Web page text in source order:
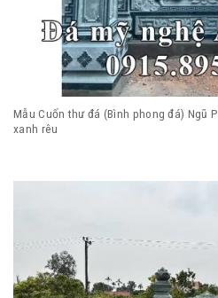
Mẫu Cuốn thư đá (Bình phong đá) Ngũ
xanh rêu